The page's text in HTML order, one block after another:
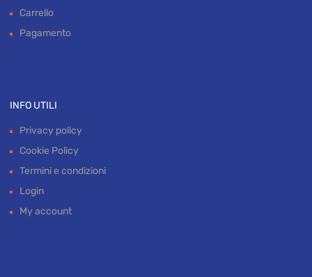
Carrello
Pagamento
INFO UTILI
Privacy policy
Cookie Policy
Termini e condizioni
Login
My account